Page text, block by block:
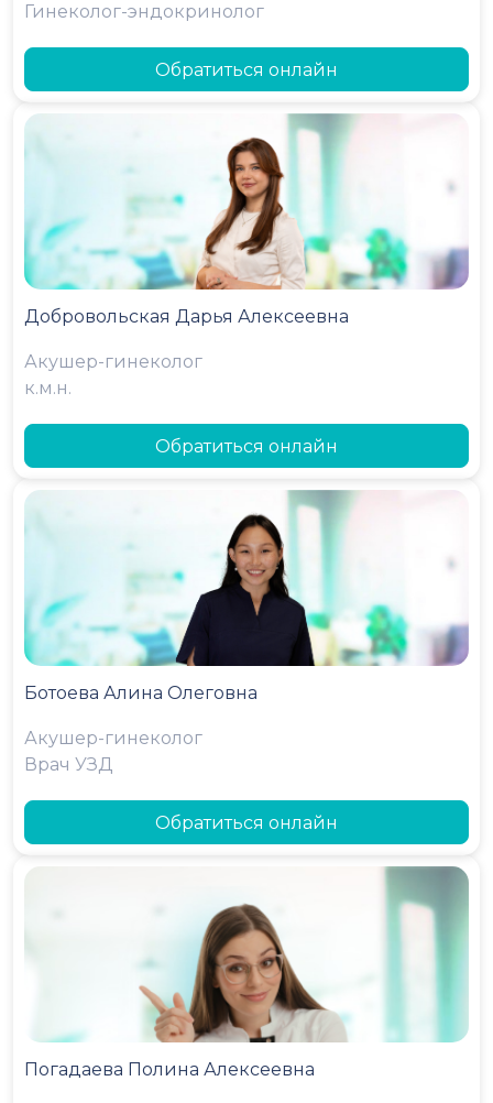
Гинеколог-эндокринолог
Обратиться онлайн
Добровольская Дарья Алексеевна
Акушер-гинеколог
к.м.н.
Обратиться онлайн
Ботоева Алина Олеговна
Акушер-гинеколог
Врач УЗД
Обратиться онлайн
Погадаева Полина Алексеевна